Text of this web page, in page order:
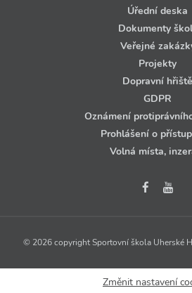
Úřední deska
Dokumenty
Veřejné
Projekty
Dopravní hřiště
GDPR
Oznámení
Prohlášení o
Volná místa,
© 2026 copyright Sportovní škola
Změnit nastavení